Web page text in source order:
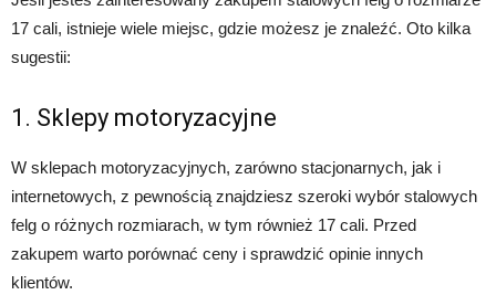
17 cali, istnieje wiele miejsc, gdzie możesz je znaleźć. Oto kilka
sugestii:
1. Sklepy motoryzacyjne
W sklepach motoryzacyjnych, zarówno stacjonarnych, jak i
internetowych, z pewnością znajdziesz szeroki wybór stalowych
felg o różnych rozmiarach, w tym również 17 cali. Przed
zakupem warto porównać ceny i sprawdzić opinie innych
klientów.